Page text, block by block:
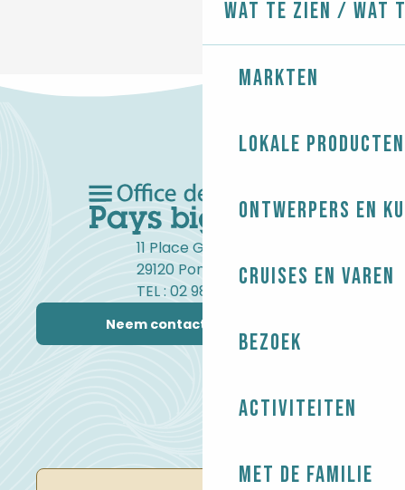
Wat te zien / Wat
Markten
Lokale producten
Ontwerpers en
Cruises en varen
Bezoek
Activiteiten
Met de familie
11 Place Gambetta
29120 Pont-l'Abbé
TEL : 02 98 82 37 99
Neem contact met ons op